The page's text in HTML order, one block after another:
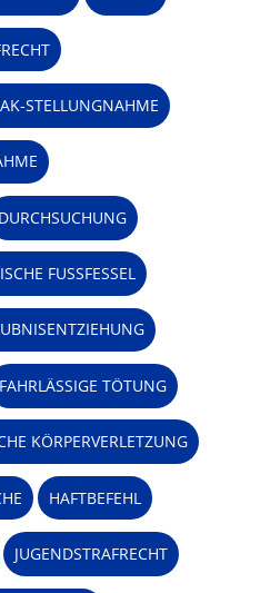
STELLUNGNAHME
DURCHSUCHUNG
FUSSFESSEL
FAHRLÄSSIGE TÖTUNG
KÖRPERVERLETZUNG
HAFTBEFEHL
JUGENDSTRAFRECHT